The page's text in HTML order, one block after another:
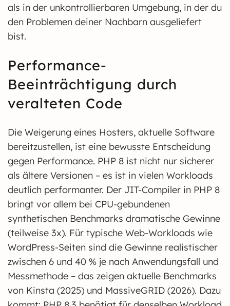
als in der unkontrollierbaren Umgebung, in der du
den Problemen deiner Nachbarn ausgeliefert
bist.
Performance-
Beeinträchtigung durch
veralteten Code
Die Weigerung eines Hosters, aktuelle Software
bereitzustellen, ist eine bewusste Entscheidung
gegen Performance. PHP 8 ist nicht nur sicherer
als ältere Versionen – es ist in vielen Workloads
deutlich performanter. Der JIT-Compiler in PHP 8
bringt vor allem bei CPU-gebundenen
synthetischen Benchmarks dramatische Gewinne
(teilweise 3x). Für typische Web-Workloads wie
WordPress-Seiten sind die Gewinne realistischer
zwischen 6 und 40 % je nach Anwendungsfall und
Messmethode – das zeigen aktuelle Benchmarks
von Kinsta (2025) und MassiveGRID (2026). Dazu